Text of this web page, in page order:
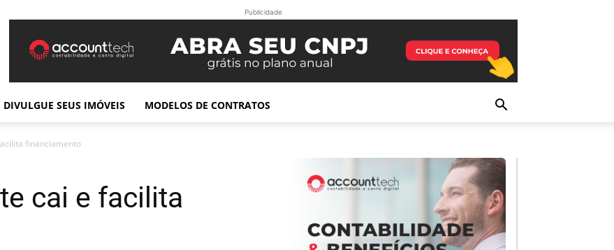
Publicidade
DIVULGUE SEUS IMÓVEIS MODELOS DE CONTRATOS
financiamento
cai e facilita